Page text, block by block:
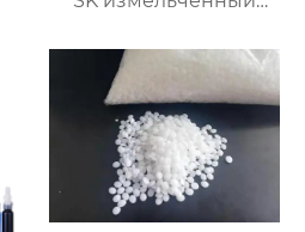
волокна древесное